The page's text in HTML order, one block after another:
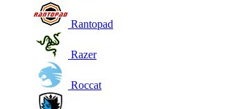
Rantopad
Razer
Roccat